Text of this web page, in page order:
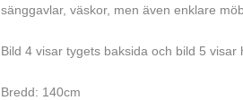
sänggavlar, väskor, men även enklare
Bild 4 visar tygets baksida och bild 5
Bredd: 140cm